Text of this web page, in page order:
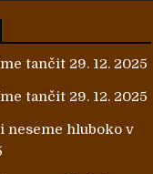
tančit 29. 12. 2025
tančit 29. 12. 2025
neseme hluboko v